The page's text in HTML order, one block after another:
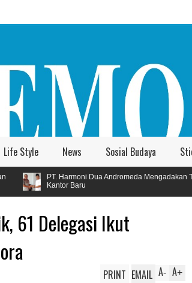
Life Style News Sosial Budaya
Andromeda Mengadakan Tasyakuran
61 Delegasi Ikut
A+
A-
PRINT EMAIL